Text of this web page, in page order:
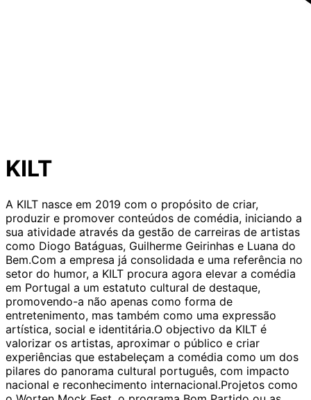
KILT
A KILT nasce em 2019 com o propósito de criar,
produzir e promover conteúdos de comédia, iniciando a
sua atividade através da gestão de carreiras de artistas
como Diogo Batáguas, Guilherme Geirinhas e Luana do
Bem.Com a empresa já consolidada e uma referência no
setor do humor, a KILT procura agora elevar a comédia
em Portugal a um estatuto cultural de destaque,
promovendo-a não apenas como forma de
entretenimento, mas também como uma expressão
artística, social e identitária.O objectivo da KILT é
valorizar os artistas, aproximar o público e criar
experiências que estabeleçam a comédia como um dos
pilares do panorama cultural português, com impacto
nacional e reconhecimento internacional.Projetos como